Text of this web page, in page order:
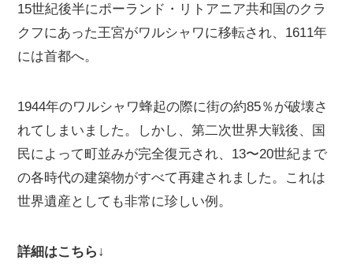
15世紀後半にポーランド・リトアニア共和国のクラ
クフにあった王宮がワルシャワに移転され、1611年
には首都へ。
1944年のワルシャワ蜂起の際に街の約85％が破壊さ
れてしまいました。しかし、第二次世界大戦後、国
民によって町並みが完全復元され、13〜20世紀まで
の各時代の建築物がすべて再建されました。これは
世界遺産としても非常に珍しい例。
詳細はこちら↓